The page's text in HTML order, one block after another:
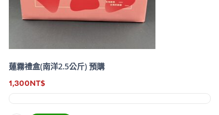
蓮霧禮盒(南洋2.5公斤) 預購
1,300NT$